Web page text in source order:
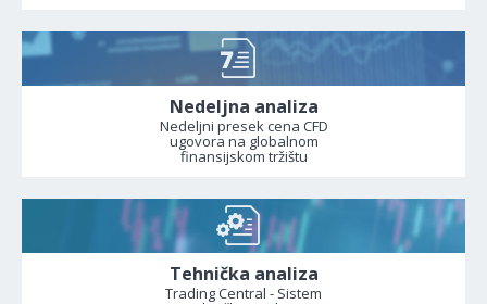
Nedeljna analiza
Nedeljni presek cena CFD
ugovora na globalnom
finansijskom tržištu
Tehnička analiza
Trading Central - Sistem